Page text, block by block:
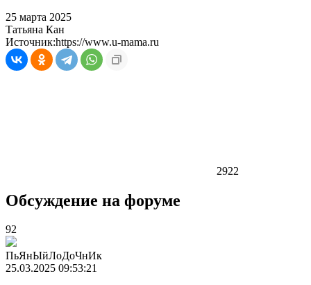
25 марта 2025
Татьяна Кан
Источник:https://www.u-mama.ru
2922
Обсуждение на форуме
92
ПьЯнЫйЛоДоЧнИк
25.03.2025 09:53:21